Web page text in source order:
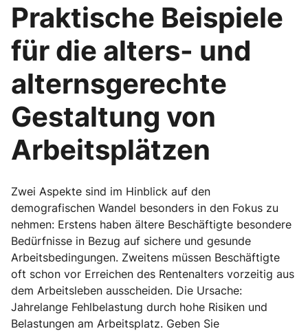
Praktische Beispiele
für die alters- und
alternsgerechte
Gestaltung von
Arbeitsplätzen
Zwei Aspekte sind im Hinblick auf den
demografischen Wandel besonders in den Fokus zu
nehmen: Erstens haben ältere Beschäftigte besondere
Bedürfnisse in Bezug auf sichere und gesunde
Arbeitsbedingungen. Zweitens müssen Beschäftigte
oft schon vor Erreichen des Rentenalters vorzeitig aus
dem Arbeitsleben ausscheiden. Die Ursache:
Jahrelange Fehlbelastung durch hohe Risiken und
Belastungen am Arbeitsplatz. Geben Sie